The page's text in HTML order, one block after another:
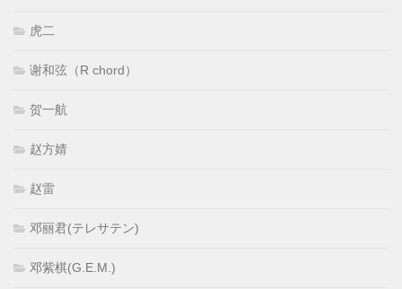
虎二
谢和弦（R chord）
贺一航
赵方婧
赵雷
邓丽君(テレサテン)
邓紫棋(G.E.M.)